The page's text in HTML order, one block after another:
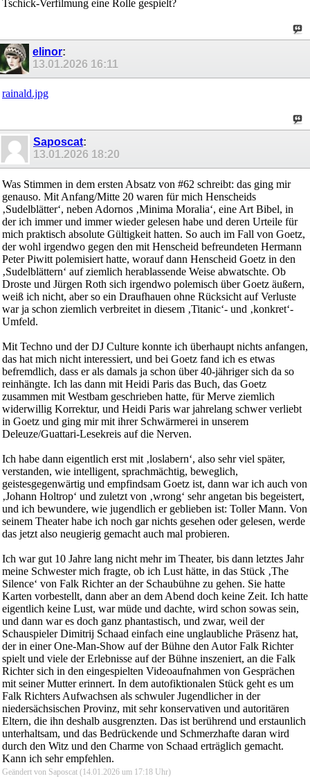
Tschick-Verfilmung eine Rolle gespielt?
elinor:
13.01.2026 16:11
rainald.jpg
Saposcat:
13.01.2026 18:20
Was Stimmen in dem ersten Absatz von #62 schreibt: das ging mir
genauso. Mit Anfang/Mitte 20 waren für mich Henscheids
‚Sudelblätter‘, neben Adornos ‚Minima Moralia‘, eine Art Bibel, in
der ich immer und immer wieder gelesen habe und deren Urteile für
mich praktisch absolute Gültigkeit hatten. So auch im Fall von Goetz,
der wohl irgendwo gegen den mit Henscheid befreundeten Hermann
Peter Piwitt polemisiert hatte, worauf dann Henscheid Goetz in den
‚Sudelblättern‘ auf ziemlich herablassende Weise abwatschte. Ob
Droste und Jürgen Roth sich irgendwo polemisch über Goetz äußern,
weiß ich nicht, aber so ein Draufhauen ohne Rücksicht auf Verluste
war ja schon ziemlich verbreitet in diesem ‚Titanic‘- und ‚konkret‘-
Umfeld.
Mit Techno und der DJ Culture konnte ich überhaupt nichts anfangen,
das hat mich nicht interessiert, und bei Goetz fand ich es etwas
befremdlich, dass er als damals ja schon über 40-jähriger sich da so
reinhängte. Ich las dann mit Heidi Paris das Buch, das Goetz
zusammen mit Westbam geschrieben hatte, für Merve ziemlich
widerwillig Korrektur, und Heidi Paris war jahrelang schwer verliebt
in Goetz und ging mir mit ihrer Schwärmerei in unserem
Deleuze/Guattari-Lesekreis auf die Nerven.
Ich habe dann eigentlich erst mit ‚loslabern‘, also sehr viel später,
verstanden, wie intelligent, sprachmächtig, beweglich,
geistesgegenwärtig und empfindsam Goetz ist, dann war ich auch von
‚Johann Holtrop‘ und zuletzt von ‚wrong‘ sehr angetan bis begeistert,
und ich bewundere, wie jugendlich er geblieben ist: Toller Mann. Von
seinem Theater habe ich noch gar nichts gesehen oder gelesen, werde
das jetzt also neugierig gemacht auch mal probieren.
Ich war gut 10 Jahre lang nicht mehr im Theater, bis dann letztes Jahr
meine Schwester mich fragte, ob ich Lust hätte, in das Stück ‚The
Silence‘ von Falk Richter an der Schaubühne zu gehen. Sie hatte
Karten vorbestellt, dann aber an dem Abend doch keine Zeit. Ich hatte
eigentlich keine Lust, war müde und dachte, wird schon sowas sein,
und dann war es doch ganz phantastisch, und zwar, weil der
Schauspieler Dimitrij Schaad einfach eine unglaubliche Präsenz hat,
der in einer One-Man-Show auf der Bühne den Autor Falk Richter
spielt und viele der Erlebnisse auf der Bühne inszeniert, an die Falk
Richter sich in den eingespielten Videoaufnahmen von Gesprächen
mit seiner Mutter erinnert. In dem autofiktionalen Stück geht es um
Falk Richters Aufwachsen als schwuler Jugendlicher in der
niedersächsischen Provinz, mit sehr konservativen und autoritären
Eltern, die ihn deshalb ausgrenzten. Das ist berührend und erstaunlich
unterhaltsam, und das Bedrückende und Schmerzhafte daran wird
durch den Witz und den Charme von Schaad erträglich gemacht.
Kann ich sehr empfehlen.
Geändert von Saposcat (14.01.2026 um 17:18 Uhr)